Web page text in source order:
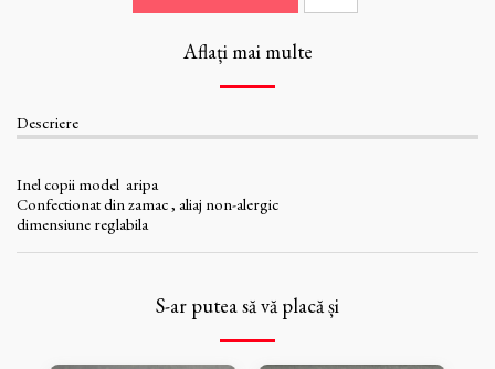
Aflați mai multe
Descriere
Inel copii model aripa
Confectionat din zamac , aliaj non-alergic
dimensiune reglabila
S-ar putea să vă placă și